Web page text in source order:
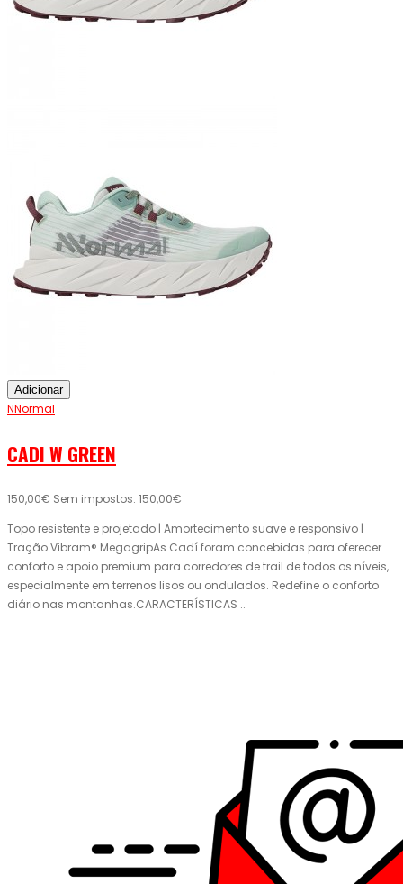
Adicionar
NNormal
CADI W GREEN
150,00€ Sem impostos: 150,00€
Topo resistente e projetado | Amortecimento suave e responsivo |
Tração Vibram® MegagripAs Cadí foram concebidas para oferecer
conforto e apoio premium para corredores de trail de todos os níveis,
especialmente em terrenos lisos ou ondulados. Redefine o conforto
diário nas montanhas.CARACTERÍSTICAS ..